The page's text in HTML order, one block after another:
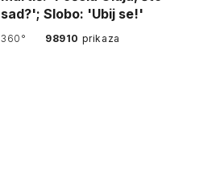
sad?'; Slobo: 'Ubij se!'
360° 98910 prikaza